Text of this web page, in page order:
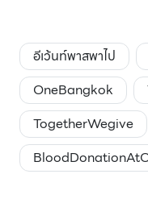
อีเว้นท์พาสพาไป
OneBangkok
TogetherWegive